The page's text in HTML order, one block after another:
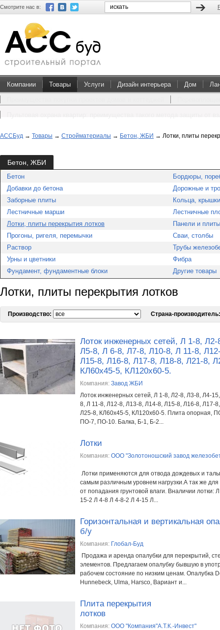
Смотрите нас в:
Компании Товары Услуги Дизайн интерьера Дом
АССБуд → Товары → Стройматериалы → Бетон, ЖБИ → Лотки, плиты
Бетон, ЖБИ
Бетон
Бордюры,
Добавки до бетона
Дорожные и
Заборные плиты
Кольца,
Лестничные марши
Лестничные
Лотки, плиты перекрытия лотков
Панели и
Прогоны, ригеля, перемычки
Сваи, столбы
Раствор
Трубы
Урны и цветники
Фибра
Фундамент, фундаментные блоки
Другие товары
Лотки, плиты перекрытия лотков
Производство: Страна-производитель:
Лоток инженерных сетей, Л 1-8,
Л5-8, Л 6-8, Л7-8, Л10-8, Л 11-8,
Л15-8, Л16-8, Л17-8, Л18-8, Л21-8,
КЛ60х45-5, КЛ120х60-5.
Компания: Завод ЖБИ
Лоток инженерных сетей, Л 1-8, Л2-8, Л3-8, Л4-
8, Л 11-8, Л12-8, Л13-8, Л14-8, Л15-8, Л16-8, Л17-
Л25-8, КЛ60х45-5, КЛ120х60-5. Плита опорная,
ПО-7, ПО-10. Балка, Б-1, Б-2...
Лотки
Компания: ООО "Золотоношский завод
Лотки применяются для отвода дождевых и
самым различным уровнем нагрузки.А так же
от попадания грунтовой влаги. Вналичии лотки:
15-2 Л 4-8 Л 4-8-2 Л 4-15 Л...
Горизонтальная и вертикальная
б/у
Компания: Глобал-Буд
Продажа и аренда опалубки для перекрытий,
элементов. Предлагаем опалубку бывшую в
рабочем состояние по низким ценам. Опалубка
Hunnebeck, Ulma, Harsco, Вариант и...
Плита перекрытия
лотков
Компания: ООО "Компания"А.Т.К.-Инвест"